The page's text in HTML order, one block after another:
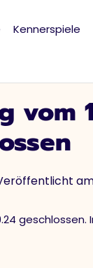
Kennerspiele
vom
am